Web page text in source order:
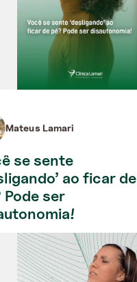
Mateus Lamari
se sente
ao ficar de
Pode ser